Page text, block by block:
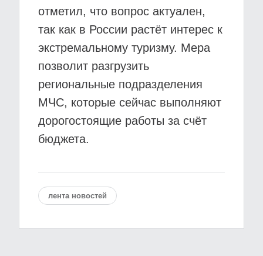
отметил, что вопрос актуален,
так как в России растёт интерес к
экстремальному туризму. Мера
позволит разгрузить
региональные подразделения
МЧС, которые сейчас выполняют
дорогостоящие работы за счёт
бюджета.
лента новостей